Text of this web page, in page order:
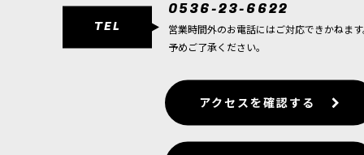
TEL
0536-23-6622
営業時間外のお電話にはご対応できかねま
予めご了承ください。
アクセスを確認する